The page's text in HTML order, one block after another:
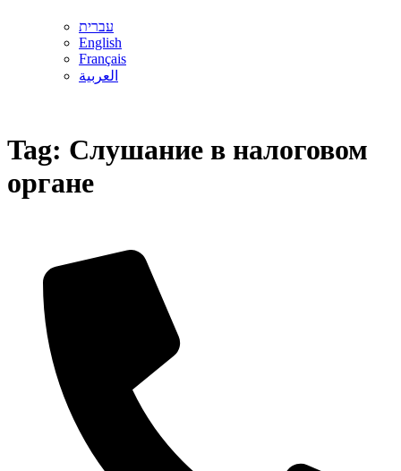
עברית
English
Français
العربية
Tag: Слушание в налоговом
органе